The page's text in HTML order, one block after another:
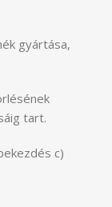
gyártása,
tart.
c)